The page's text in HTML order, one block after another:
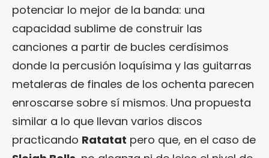
potenciar lo mejor de la banda: una
capacidad sublime de construir las
canciones a partir de bucles cerdísimos
donde la percusión loquísima y las guitarras
metaleras de finales de los ochenta parecen
enroscarse sobre sí mismos. Una propuesta
similar a lo que llevan varios discos
practicando Ratatat pero que, en el caso de